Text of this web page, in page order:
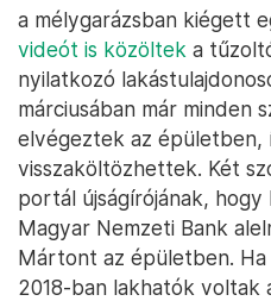
a mélygarázsban kiégett
videót is közöltek a
nyilatkozó
márciusában már minden
elvégeztek az épületben,
visszaköltözhettek. Két
portál újságírójának,
Magyar Nemzeti Bank
Mártont az épületben. Ha
2018-ban lakhatók voltak